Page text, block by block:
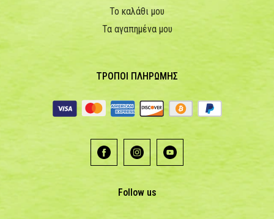
Το καλάθι μου
Τα αγαπημένα μου
ΤΡΟΠΟΙ ΠΛΗΡΩΜΗΣ
Follow us